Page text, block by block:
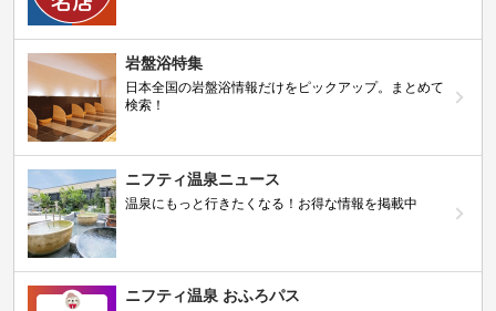
岩盤浴特集
日本全国の岩盤浴情報だけをピックアップ。まとめて
検索！
ニフティ温泉ニュース
温泉にもっと行きたくなる！お得な情報を掲載中
ニフティ温泉 おふろパス